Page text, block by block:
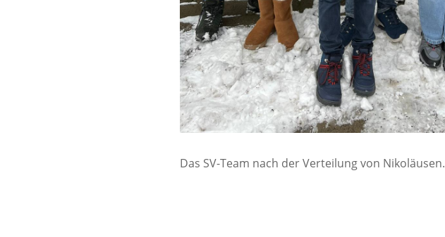
Das SV-Team nach der Verteilung von Nikoläusen.